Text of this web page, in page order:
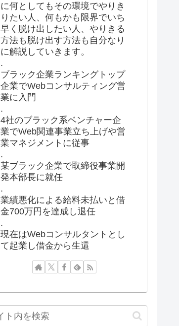
に何としてもその環境でやりき
りたい人、何もかも限界でいち
早く脱け出したい人、やりきる
方法も脱け出す方法も自分なり
に解説していきます。
.
ブラック企業ランキングトップ
企業でWebコンサルティング営
業に入門
.
4社のブラック系ベンチャー企
業でWeb関連事業立ち上げや営
業マネジメントに従事
.
某ブラック企業で取締役事業開
発本部長に就任
.
業績悪化による給料未払いと借
金700万円を達成し退任
.
現在はWebコンサルタントとし
て起業し借金から生還